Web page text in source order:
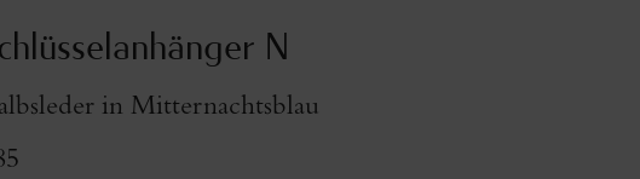
N
in Mitternachtsblau